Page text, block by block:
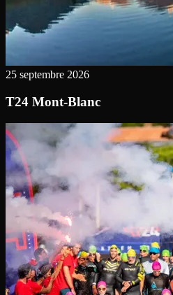
25 septembre 2026
T24 Mont-Blanc